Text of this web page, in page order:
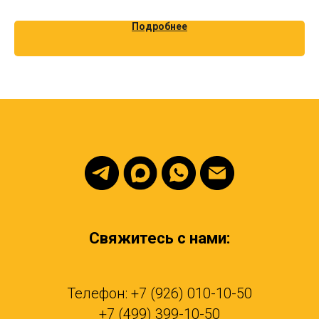
Подробнее
Свяжитесь с нами:
Телефон: +7 (926) 010-10-50
+7 (499) 399-10-50